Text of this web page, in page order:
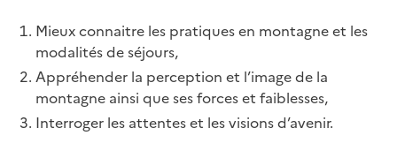
Mieux connaitre les pratiques en montagne et les
modalités de séjours,
Appréhender la perception et l’image de la
montagne ainsi que ses forces et faiblesses,
Interroger les attentes et les visions d’avenir.